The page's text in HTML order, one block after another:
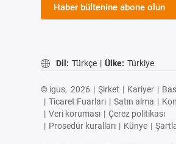
Haber bültenine abone olun
Dil: Türkçe | Ülke: Türkiye
© igus, 2026 | Şirket | Kariyer |
| Ticaret Fuarları | Satın alma |
| Veri koruması | Çerez politikası
| Prosedür kuralları | Künye |